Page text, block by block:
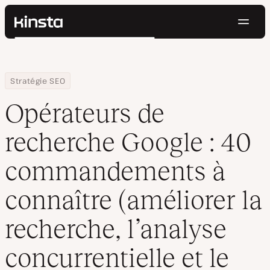
Kinsta®
Prix
Contact
Rechercher
Home
Centre de ressources
Blog
Stratégie SEO
Opérateurs de recherche Google : 40 commandements à
Opérateurs de
recherche Google : 40
commandements à
connaître (améliorer la
recherche, l’analyse
concurrentielle et le